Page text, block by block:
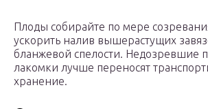
Плоды собирайте по мере
ускорить налив вышерастущих
бланжевой спелости. Недозревшие
лакомки лучше переносят
хранение.